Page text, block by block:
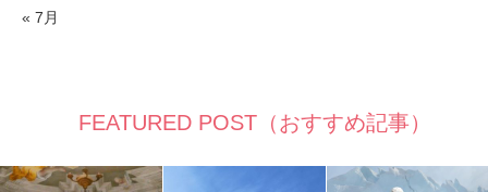
« 7月
FEATURED POST（おすすめ記事）